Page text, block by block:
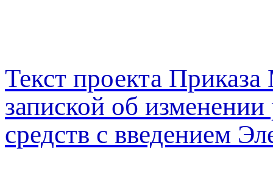
Текст проекта
запиской об
средств с введением